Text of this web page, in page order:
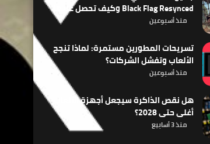
Black Flag Resynced وكيف تحصل عليها
منذ أسبوعين
تسريحات المطورين مستمرة: لماذا تنجح
الألعاب وتفشل الشركات؟
منذ أسبوعين
هل نقص الذاكرة سيجعل أجهزة الألعاب
أغلى حتى 2028؟
منذ 3 أسابيع